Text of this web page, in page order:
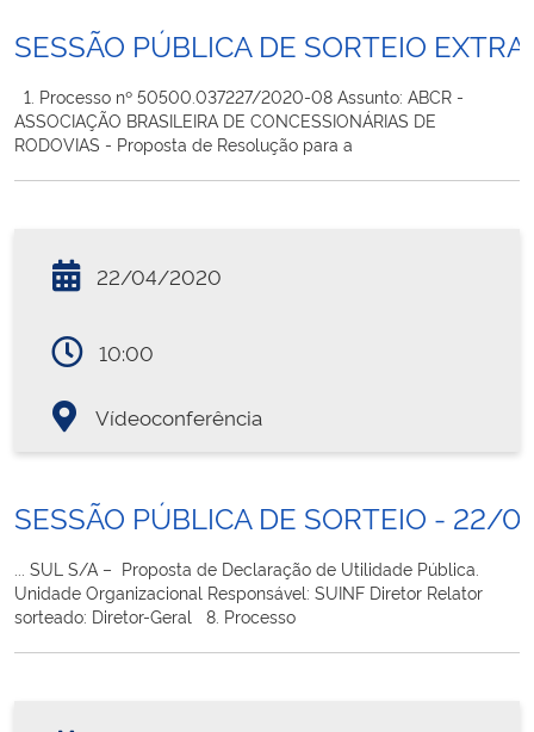
SESSÃO PÚBLICA DE SORTEIO
1. Processo nº 50500.037227/2020-08 Assunto: ABCR -
ASSOCIAÇÃO BRASILEIRA DE CONCESSIONÁRIAS DE
RODOVIAS - Proposta de Resolução para a
22/04/2020
10:00
Vídeoconferência
SESSÃO PÚBLICA DE SORTEIO - 22/
... SUL S/A – Proposta de Declaração de Utilidade Pública.
Unidade Organizacional Responsável: SUINF Diretor Relator
sorteado: Diretor-Geral 8. Processo